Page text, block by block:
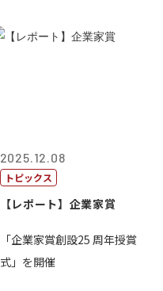
2025.12.08
トピックス
【レポート】企業家賞
「企業家賞創設25 周年授賞
式」を開催